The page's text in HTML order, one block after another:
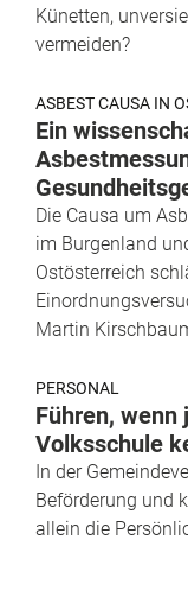
Künetten,
vermeiden?
ASBEST CAUSA IN
Ein
Die Causa um
im Burgenland
Ostösterreich
Martin
PERSONAL
Führen, wenn
Volksschule
In der
Beförderung und
allein die